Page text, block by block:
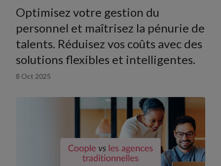
Optimisez votre gestion du
personnel et maîtrisez la pénurie de
talents. Réduisez vos coûts avec des
solutions flexibles et intelligentes.
8 Oct 2025